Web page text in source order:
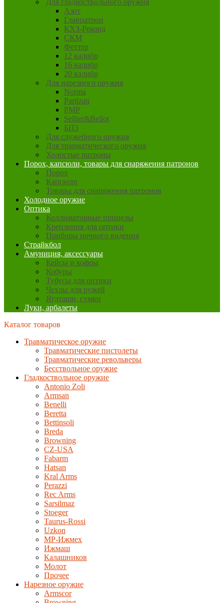
Для гладкоствольного оружия
Азот
Главпатрон
КХЗ-Рекорд
СКМ
Феттер
12 калибр
16 калибр
20 калибр
Для нарезного оружия
Norma
Partizan
PMP
Sellier&Bellot
БПЗ
Для служебного оружия
Для травматического оружия
Холостые патроны
Порох, капсюли, товары для снаряжения патронов
Порох
Капсюли
Товары для снаряжения патронов
Холодное оружие
Оптика
Коллиматорные прицелы
Крепления для оптики
Приборы ночного видения
Страйкбол
Амуниция, аксессуары
Кейсы и кофры
Кобуры
Тубусы для оптики
Чехлы для ружей
Ягдташи, сумки
Луки, арбалеты
Каталог товаров
Травматическое оружие
Травматические пистолеты
Травматические револьверы
Бесствольное оружие
Гладкоствольное оружие
Antonio Zoli
Armsan
Benelli
Beretta
Bettinsoli
Breda
Browning
CZ-USA
Fabarm
Hatsan
Kral Arms
Perazzi
Rec Arms
Sarsilmaz
Stoeger
Taurus-Rossi
Uzkon
MP-Ижмех
Ижмаш
Калашников
Молот
Прочее
Нарезное оружие
Armscor